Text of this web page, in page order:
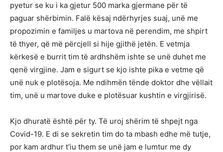
pyetur se ku i ka gjetur 500 marka gjermane për të
paguar shërbimin. Falë kësaj ndërhyrjes suaj, unë me
propozimin e familjes u martova në perendim, me shpirt
të thyer, që më përcjell si hije gjithë jetën. E vetmja
kërkesë e burrit tim të ardhshëm ishte se unë duhet me
qenë virgjine. Jam e sigurt se kjo ishte pika e vetme që
unë nuk e plotësoja. Me ndihmën tënde doktor dhe vëllait
tim, unë u martove duke e plotësuar kushtin e virgjirisë.
Kjo dhuratë është për ty. Të uroj shërim të shpejt nga
Covid-19. E di se sekretin tim do ta mbash edhe më tutje,
por kam ardhur t’iu them se unë jam e lumtur me dy